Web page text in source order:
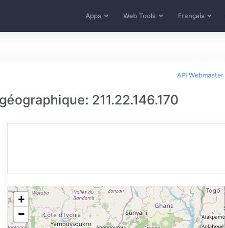
Apps Web Tools Français
API Webmaster
211.22.146.170
+
−